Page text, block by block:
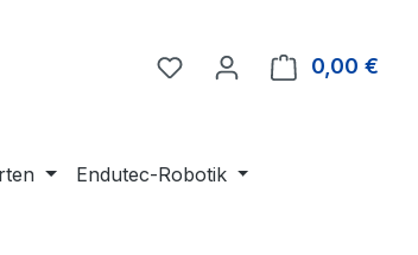
Du hast 0 Produkte auf
0,00 €
Endutec-Robotik